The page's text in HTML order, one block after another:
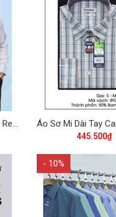
Áo Sơ Mi Dài Tay Họa Tiết Bamboo Regular Fit 495 Vĩnh Tiến - Nhiều Màu
445.500₫
- 10%